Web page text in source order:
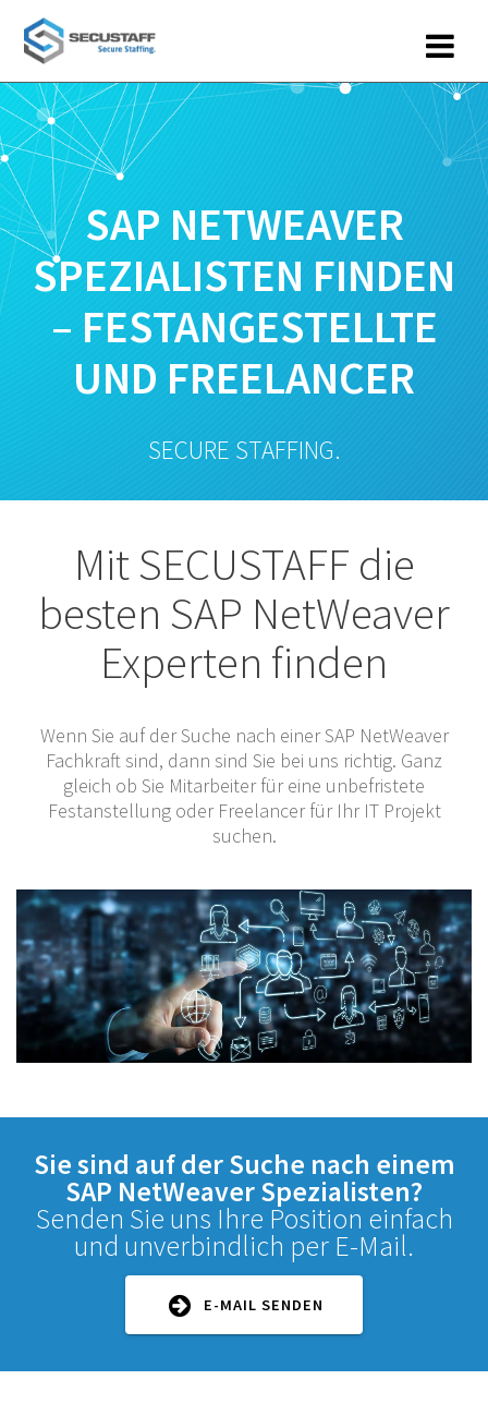
SAP NETWEAVER
SPEZIALISTEN FINDEN
– FESTANGESTELLTE
UND FREELANCER
SECURE STAFFING.
Mit SECUSTAFF die
besten SAP NetWeaver
Experten finden
Wenn Sie auf der Suche nach einer SAP NetWeaver
Fachkraft sind, dann sind Sie bei uns richtig. Ganz
gleich ob Sie Mitarbeiter für eine unbefristete
Festanstellung oder Freelancer für Ihr IT Projekt
suchen.
Sie sind auf der Suche nach einem
SAP NetWeaver Spezialisten?
Senden Sie uns Ihre Position einfach
und unverbindlich per E-Mail.
E-MAIL SENDEN